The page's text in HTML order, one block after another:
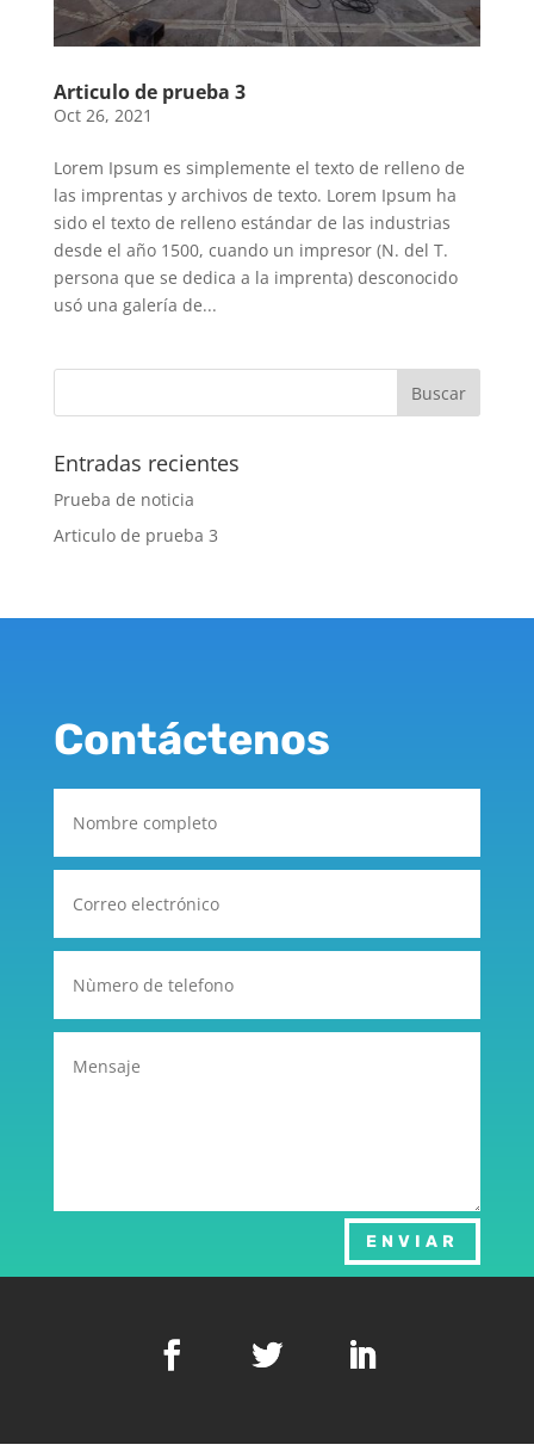
Articulo de prueba 3
Oct 26, 2021
Lorem Ipsum es simplemente el texto de relleno de
las imprentas y archivos de texto. Lorem Ipsum ha
sido el texto de relleno estándar de las industrias
desde el año 1500, cuando un impresor (N. del T.
persona que se dedica a la imprenta) desconocido
usó una galería de...
Entradas recientes
Prueba de noticia
Articulo de prueba 3
Contáctenos
ENVIAR